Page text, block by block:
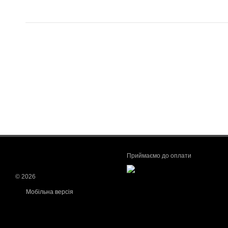
© 2026
Мобільна версія
Приймаємо до оплати